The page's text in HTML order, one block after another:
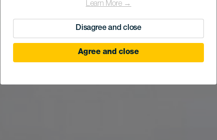
Learn More →
Disagree and close
Agree and close